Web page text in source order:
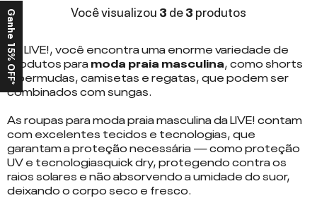
Você visualizou3de3produtos
Na LIVE!, você encontra uma enorme variedade de
produtos paramoda praia masculina, comoshorts
e bermudas,camisetas e regatas, que podem ser
combinados com sungas.
As roupas para moda praia masculina da LIVE! contam
com excelentes tecidos e tecnologias, que
garantam a proteção necessária — comoproteção
UVe tecnologiasquick dry, protegendo contra os
raios solares e não absorvendo a umidade do suor,
deixando o corpo seco e fresco.
Ganhe 15% OFF*